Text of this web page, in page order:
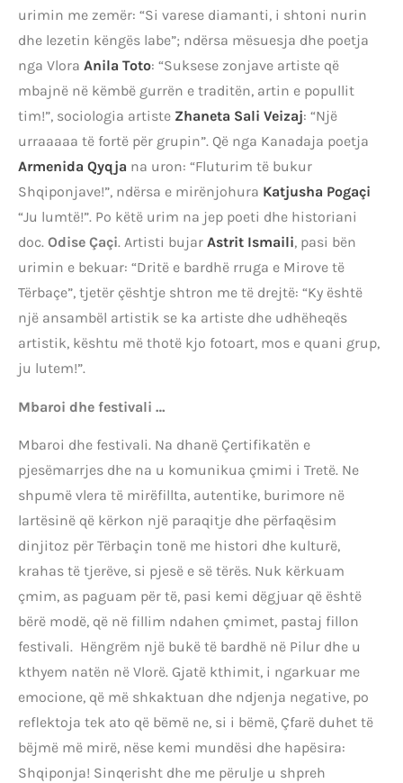
urimin me zemër: “Si varese diamanti, i shtoni nurin
dhe lezetin këngës labe”; ndërsa mësuesja dhe poetja
nga Vlora Anila Toto: “Suksese zonjave artiste që
mbajnë në këmbë gurrën e traditën, artin e popullit
tim!”, sociologia artiste Zhaneta Sali Veizaj: “Një
urraaaaa të fortë për grupin”. Që nga Kanadaja poetja
Armenida Qyqja na uron: “Fluturim të bukur
Shqiponjave!”, ndërsa e mirënjohura Katjusha Pogaçi
“Ju lumtë!”. Po këtë urim na jep poeti dhe historiani
doc. Odise Çaçi. Artisti bujar Astrit Ismaili, pasi bën
urimin e bekuar: “Dritë e bardhë rruga e Mirove të
Tërbaçe”, tjetër çështje shtron me të drejtë: “Ky është
një ansambël artistik se ka artiste dhe udhëheqës
artistik, kështu më thotë kjo fotoart, mos e quani grup,
ju lutem!”.
Mbaroi dhe festivali …
Mbaroi dhe festivali. Na dhanë Çertifikatën e
pjesëmarrjes dhe na u komunikua çmimi i Tretë. Ne
shpumë vlera të mirëfillta, autentike, burimore në
lartësinë që kërkon një paraqitje dhe përfaqësim
dinjitoz për Tërbaçin tonë me histori dhe kulturë,
krahas të tjerëve, si pjesë e së tërës. Nuk kërkuam
çmim, as paguam për të, pasi kemi dëgjuar që është
bërë modë, që në fillim ndahen çmimet, pastaj fillon
festivali. Hëngrëm një bukë të bardhë në Pilur dhe u
kthyem natën në Vlorë. Gjatë kthimit, i ngarkuar me
emocione, që më shkaktuan dhe ndjenja negative, po
reflektoja tek ato që bëmë ne, si i bëmë, Çfarë duhet të
bëjmë më mirë, nëse kemi mundësi dhe hapësira:
Shqiponja! Sinqerisht dhe me përulje u shpreh